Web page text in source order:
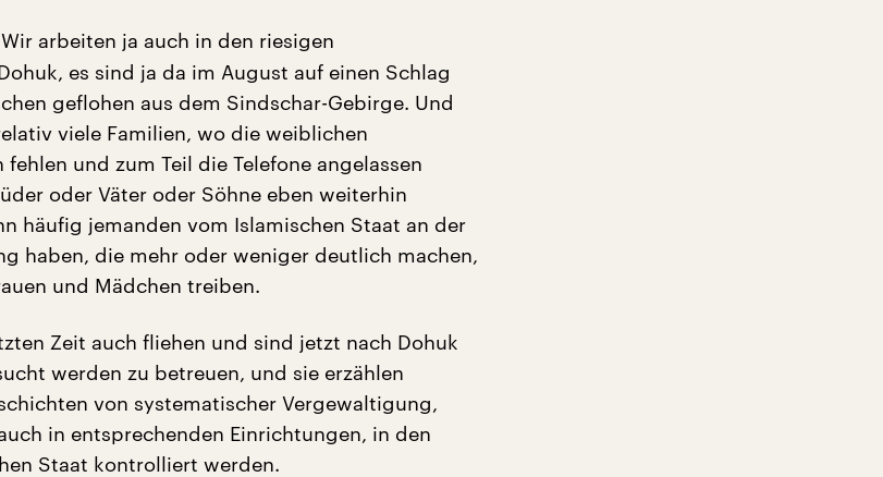
Wir arbeiten ja auch in den riesigen
es sind ja da im August auf einen Schlag
geflohen aus dem Sindschar-Gebirge. Und
viele Familien, wo die weiblichen
und zum Teil die Telefone angelassen
oder Väter oder Söhne eben weiterhin
häufig jemanden vom Islamischen Staat an der
haben, die mehr oder weniger deutlich machen,
und Mädchen treiben.
Zeit auch fliehen und sind jetzt nach Dohuk
werden zu betreuen, und sie erzählen
von systematischer Vergewaltigung,
in entsprechenden Einrichtungen, in den
Staat kontrolliert werden.